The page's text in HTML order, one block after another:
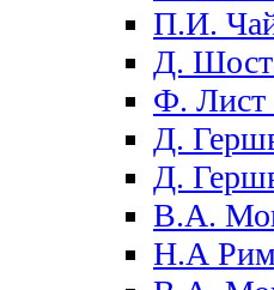
П.И.
Д.
Ф.
Д.
Д.
В.А.
Н.А